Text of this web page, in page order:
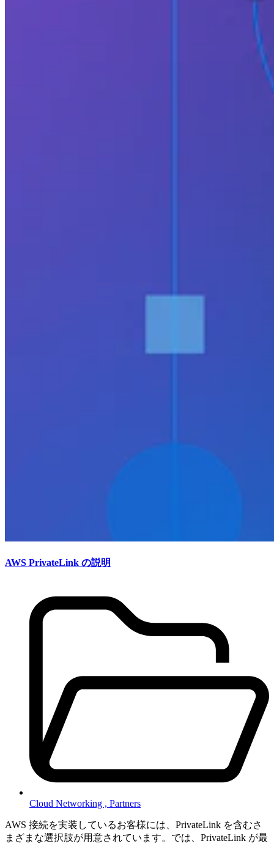
AWS PrivateLink の説明
Cloud Networking , Partners
AWS 接続を実装しているお客様には、PrivateLink を含むさ
まざまな選択肢が用意されています。では、PrivateLink が最